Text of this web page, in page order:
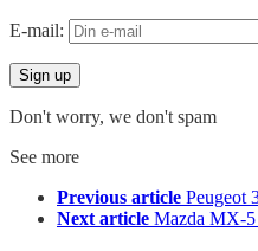
E-mail:
Don't worry, we don't spam
See more
Previous article Peugeot
Next article Mazda MX-5